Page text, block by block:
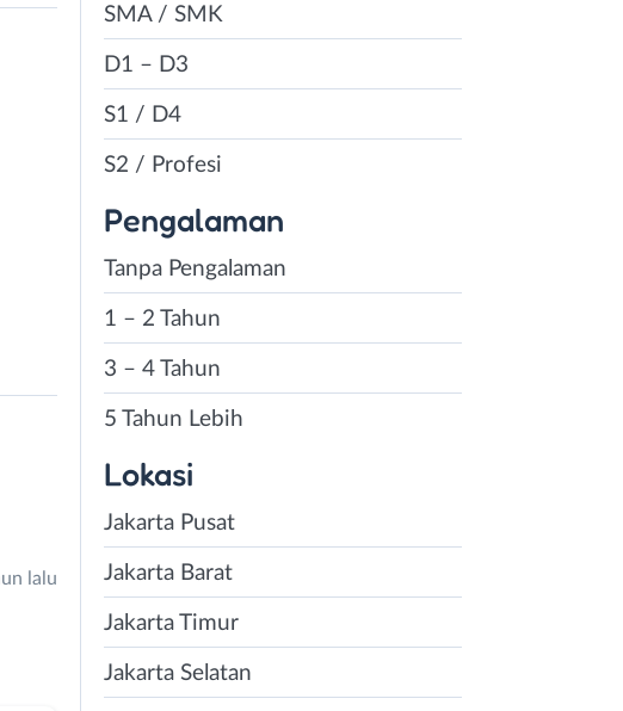
lalu
SMA / SMK
D1 – D3
S1 / D4
S2 / Profesi
Pengalaman
Tanpa Pengalaman
1 – 2 Tahun
3 – 4 Tahun
5 Tahun Lebih
Lokasi
Jakarta Pusat
Jakarta Barat
Jakarta Timur
Jakarta Selatan